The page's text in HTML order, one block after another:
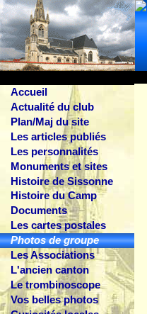
Accueil
Actualité du club
Plan/Maj du site
Les articles publiés
Les personnalités
Monuments et sites
Histoire de Sissonne
Histoire du Camp
Documents
Les cartes postales
Photos de groupe
Les Associations
L'ancien canton
Le trombinoscope
Vos belles photos